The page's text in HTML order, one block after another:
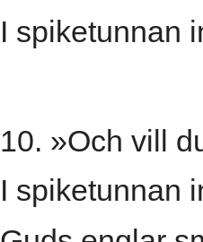
I spiketunnan
10. »Och vill
I spiketunnan